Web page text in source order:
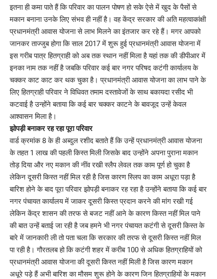
इतना ही कमा पाते हैं कि परिवार का पालन पोषण हो सके ऐसे में खुद के पैसों से
मकान बनाना उनके लिए संभव ही नहीं है। वह केंद्र सरकार की अति महत्वाकांक्षी
प्रधानमंत्री आवास योजना से लाभ मिलने का इंतजार कर रहे हैं। मगर आपको
जानकर ताज्जुब होगा कि साल 2017 में शुरू हुई प्रधानमंत्री आवास योजना में
इस गरीब पात्र हितग्राही को अब तक स्थान नहीं मिला है यहां तक की डीपीआर में
इनका नाम तक नहीं है जबकि परिवार कई बार नगर परिषद कटंगी कार्यालय के
चक्कर काट काट कर थक चुका है। प्रधानमंत्री आवास योजना का लाभ पाने के
लिए हितग्राही परिवार ने विधिवत तमाम दस्तावेजों के साथ बकायदा रसीद भी
कटवाई है उन्होंने बताया कि कई बार चक्कर काटने के बावजूद उन्हें केवल
आश्वासन मिला है।
झोपड़ी बनाकर रह रहा पूरा परिवार
वार्ड क्रमांक 8 के ही अब्दुल रशीद बताते हैं कि उन्हें प्रधानमंत्री आवास योजना
के तहत 1 लाख की पहली किस्त मिली जिसके बाद उन्होंने अपना पुराना मकान
तोड़ दिया और नए मकान की नींव रखी स्लैप लेवल तक काम पूर्ण हो चुका है
लेकिन दूसरी किस्त नहीं मिल रही है जिस कारण स्लिप का काम अधूरा पड़ा है
बारिश होने के बाद पूरा परिवार झोपड़ी बनाकर रह रहा है उन्होंने बताया कि कई बार
नगर पंचायत कार्यालय में जाकर दूसरी किस्त प्रदान करने की मांग रखी गई
लेकिन केंद्र शासन की तरफ से बजट नहीं आने के कारण किस्त नहीं मिल पाने
की बात उन्हें बताई जा रही है जब हमने भी नगर पंचायत कटंगी से दूसरी किस्त के
बारे में जानकारी ली तो पता चला कि सरकार की तरफ से दूसरी किस्त नहीं मिल
पा रही है। गौरतलब हो कि कटंगी शहर में करीब 100 से अधिक हितग्राहियों को
प्रधानमंत्री आवास योजना की दूसरी किस्त नहीं मिली है जिस कारण मकान
अधूरे पड़े हैं अभी बारिश का मौसम शुरू होने के कारण जिन हितग्राहियों के मकान